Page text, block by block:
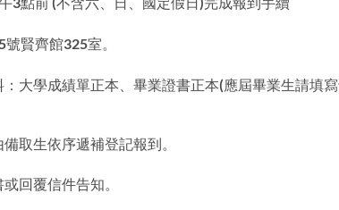
賢齊館325室。
大學成績單正本、畢業證書正本(應屆畢業生請填寫
取生依序遞補登記報到。
回覆信件告知。